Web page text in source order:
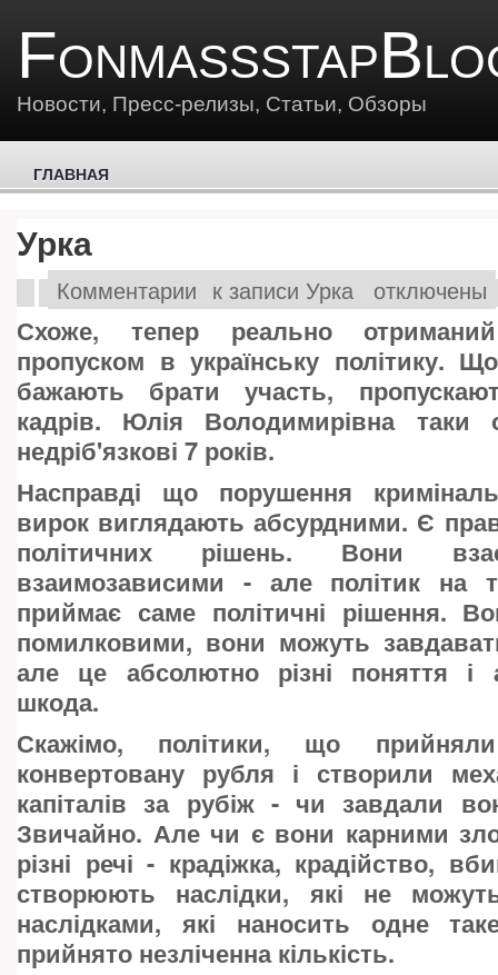
Новости, Пресс-релизы, Статьи, Обзоры
ГЛАВНАЯ
Урка
Комментарии к записи Урка отключены
Схоже, тепер реально
пропуском в українську політику.
бажають брати участь,
кадрів. Юлія Володимирівна таки
недріб'язкові 7 років.
Насправді що порушення
вирок виглядають абсурдними. Є
політичних рішень. Вони
взаимозависими - але політик на
приймає саме політичні рішення.
помилковими, вони можуть
але це абсолютно різні поняття і
шкода.
Скажімо, політики, що
конвертовану рубля і створили
капіталів за рубіж - чи завдали
Звичайно. Але чи є вони карними
різні речі - крадіжка, крадійство,
створюють наслідки, які не
наслідками, які наносить одне
прийнято незліченна кількість.